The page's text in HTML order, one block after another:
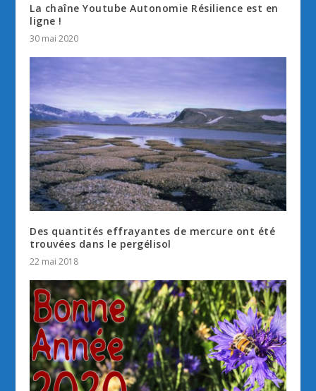
La chaîne Youtube Autonomie Résilience est en
ligne !
30 mai 2020
Des quantités effrayantes de mercure ont été
trouvées dans le pergélisol
22 mai 2018